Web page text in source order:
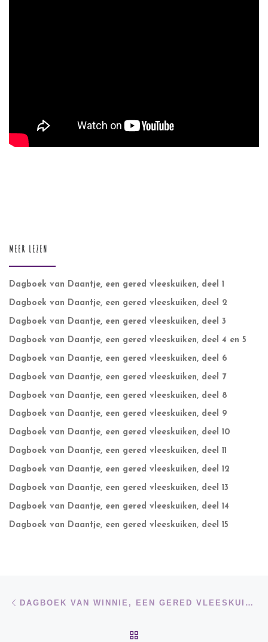
MEER LEZEN
Dagboek van Daantje, een gered vleeskuiken, deel 1
Dagboek van Daantje, een gered vleeskuiken, deel 2
Dagboek van Daantje, een gered vleeskuiken, deel 3
Dagboek van Daantje, een gered vleeskuiken, deel 4 en 5
Dagboek van Daantje, een gered vleeskuiken, deel 6
Dagboek van Daantje, een gered vleeskuiken, deel 7
Dagboek van Daantje, een gered vleeskuiken, deel 8
Dagboek van Daantje, een gered vleeskuiken, deel 9
Dagboek van Daantje, een gered vleeskuiken, deel 10
Dagboek van Daantje, een gered vleeskuiken, deel 11
Dagboek van Daantje, een gered vleeskuiken, deel 12
Dagboek van Daantje, een gered vleeskuiken, deel 13
Dagboek van Daantje, een gered vleeskuiken, deel 14
Dagboek van Daantje, een gered vleeskuiken, deel 15
Bericht navigatie
DAGBOEK VAN WINNIE, EEN GERED VLEESKUIKEN, DEEL 7